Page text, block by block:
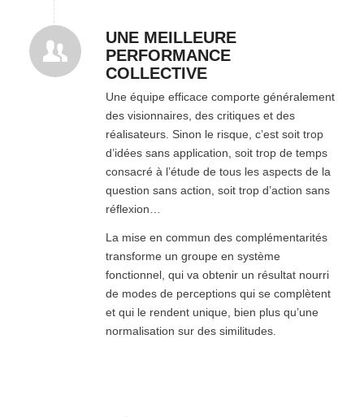
UNE MEILLEURE
PERFORMANCE
COLLECTIVE
Une équipe efficace comporte généralement
des visionnaires, des critiques et des
réalisateurs. Sinon le risque, c’est soit trop
d’idées sans application, soit trop de temps
consacré à l’étude de tous les aspects de la
question sans action, soit trop d’action sans
réflexion…
La mise en commun des complémentarités
transforme un groupe en système
fonctionnel, qui va obtenir un résultat nourri
de modes de perceptions qui se complètent
et qui le rendent unique, bien plus qu’une
normalisation sur des similitudes.